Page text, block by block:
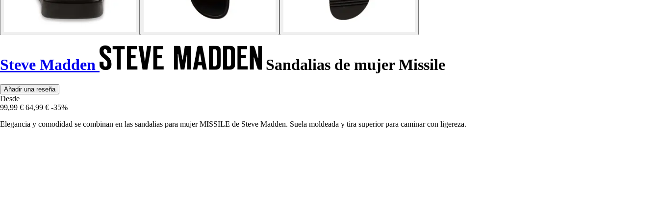
Steve Madden Sandalias de mujer Missile
Añadir una reseña
Desde
99,99 € 64,99 € -35%
Elegancia y comodidad se combinan en las sandalias para mujer MISSILE de Steve Madden. Suela moldeada y tira superior para caminar con ligereza.